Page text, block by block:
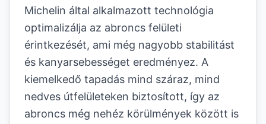
Michelin által alkalmazott technológia
optimalizálja az abroncs felületi
érintkezését, ami még nagyobb stabilitást
és kanyarsebességet eredményez. A
kiemelkedő tapadás mind száraz, mind
nedves útfelületeken biztosított, így az
abroncs még nehéz körülmények között is